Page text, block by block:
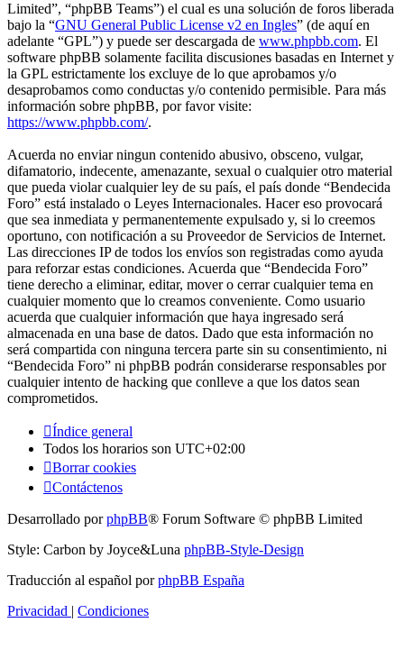
Limited”, “phpBB Teams”) el cual es una solución de foros liberada
bajo la “GNU General Public License v2 en Ingles” (de aquí en
adelante “GPL”) y puede ser descargada de www.phpbb.com. El
software phpBB solamente facilita discusiones basadas en Internet y
la GPL estrictamente los excluye de lo que aprobamos y/o
desaprobamos como conductas y/o contenido permisible. Para más
información sobre phpBB, por favor visite:
https://www.phpbb.com/.
Acuerda no enviar ningun contenido abusivo, obsceno, vulgar,
difamatorio, indecente, amenazante, sexual o cualquier otro material
que pueda violar cualquier ley de su país, el país donde “Bendecida
Foro” está instalado o Leyes Internacionales. Hacer eso provocará
que sea inmediata y permanentemente expulsado y, si lo creemos
oportuno, con notificación a su Proveedor de Servicios de Internet.
Las direcciones IP de todos los envíos son registradas como ayuda
para reforzar estas condiciones. Acuerda que “Bendecida Foro”
tiene derecho a eliminar, editar, mover o cerrar cualquier tema en
cualquier momento que lo creamos conveniente. Como usuario
acuerda que cualquier información que haya ingresado será
almacenada en una base de datos. Dado que esta información no
será compartida con ninguna tercera parte sin su consentimiento, ni
“Bendecida Foro” ni phpBB podrán considerarse responsables por
cualquier intento de hacking que conlleve a que los datos sean
comprometidos.
Índice general
Todos los horarios son UTC+02:00
Borrar cookies
Contáctenos
Desarrollado porphpBB® Forum Software © phpBB Limited
Style: Carbon by Joyce&Luna phpBB-Style-Design
Traducción al español porphpBB España
Privacidad | Condiciones